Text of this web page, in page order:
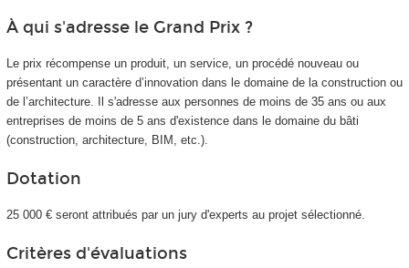
À qui s'adresse le Grand Prix ?
Le prix récompense un produit, un service, un procédé nouveau ou
présentant un caractère d’innovation dans le domaine de la construction ou
de l’architecture. Il s'adresse aux personnes de moins de 35 ans ou aux
entreprises de moins de 5 ans d'existence dans le domaine du bâti
(construction, architecture, BIM, etc.).
Dotation
25 000 € seront attribués par un jury d'experts au projet sélectionné.
Critères d'évaluations